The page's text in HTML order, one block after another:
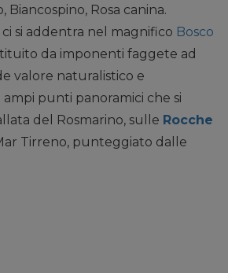
Biancospino, Rosa canina.
si addentra nel magnifico Bosco
da imponenti faggete ad
valore naturalistico e
ampi punti panoramici che si
del Rosmarino, sulle Rocche
Tirreno, punteggiato dalle